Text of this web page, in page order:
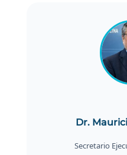
Dr.
Secretario